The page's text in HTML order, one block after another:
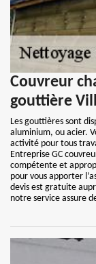
Couvreur
gouttière
Les gouttières sont
aluminium, ou acier.
activité pour tous
Entreprise GC
compétente et
pour vous apporter
devis est gratuite
notre service assure